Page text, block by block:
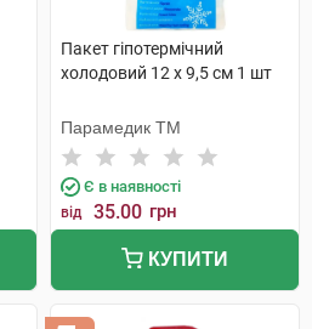
Пакет гіпотермічний
холодовий 12 x 9,5 см 1 шт
Парамедик ТМ
Є в наявності
від 35.00 грн
КУПИТИ